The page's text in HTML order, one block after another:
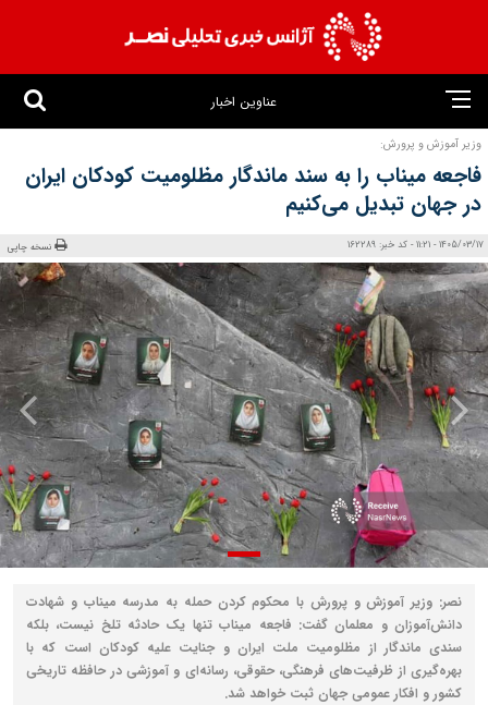
عناوین اخبار
وزیر آموزش و پرورش:
فاجعه میناب را به سند ماندگار مظلومیت کودکان ایران
در جهان تبدیل می‌کنیم
1405/03/17 - 11:21 - کد خبر: 162289 نسخه چاپی
نصر: وزیر آموزش و پرورش با محکوم کردن حمله به مدرسه میناب و شهادت
دانش‌آموزان و معلمان گفت: فاجعه میناب تنها یک حادثه تلخ نیست، بلکه
سندی ماندگار از مظلومیت ملت ایران و جنایت علیه کودکان است که با
بهره‌گیری از ظرفیت‌های فرهنگی، حقوقی، رسانه‌ای و آموزشی در حافظه تاریخی
کشور و افکار عمومی جهان ثبت خواهد شد.